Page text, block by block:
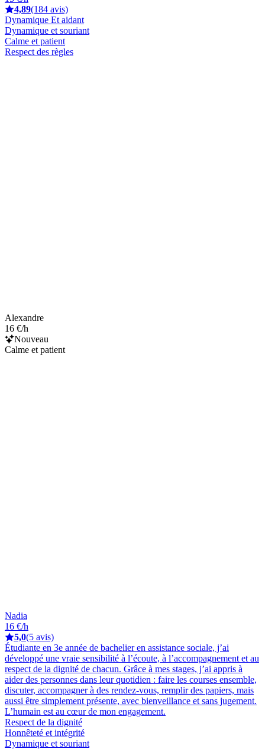
4,89(184 avis)
Dynamique Et aidant
Dynamique et souriant
Calme et patient
Respect des règles
Alexandre
16 €/h
Nouveau
Calme et patient
Nadia
16 €/h
5,0(5 avis)
Étudiante en 3e année de bachelier en assistance sociale, j’ai
développé une vraie sensibilité à l’écoute, à l’accompagnement et au
respect de la dignité de chacun. Grâce à mes stages, j’ai appris à
aider des personnes dans leur quotidien : faire les courses ensemble,
discuter, accompagner à des rendez-vous, remplir des papiers, mais
aussi être simplement présente, avec bienveillance et sans jugement.
L’humain est au cœur de mon engagement.
Respect de la dignité
Honnêteté et intégrité
Dynamique et souriant